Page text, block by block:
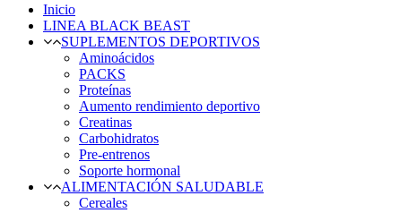
Inicio
LINEA BLACK BEAST
SUPLEMENTOS DEPORTIVOS
Aminoácidos
PACKS
Proteínas
Aumento rendimiento deportivo
Creatinas
Carbohidratos
Pre-entrenos
Soporte hormonal
ALIMENTACIÓN SALUDABLE
Cereales